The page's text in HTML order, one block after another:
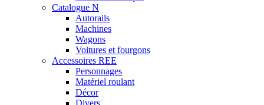
Catalogue N
Autorails
Machines
Wagons
Voitures et fourgons
Accessoires REE
Personnages
Matériel roulant
Décor
Divers